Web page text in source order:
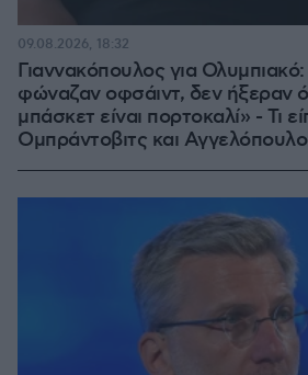
Γιαννακόπουλος για
φώναζαν οφσάιντ, δεν ήξεραν
μπάσκετ είναι πορτοκαλί» - Τι
Ομπράντοβιτς και
09.08.2026, 18:32